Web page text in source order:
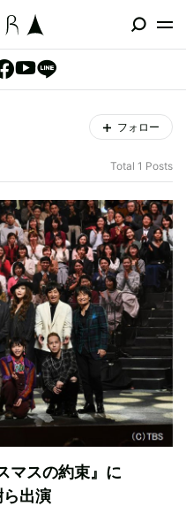
フォロー
Total 1 Posts
マスの約束』に
出演